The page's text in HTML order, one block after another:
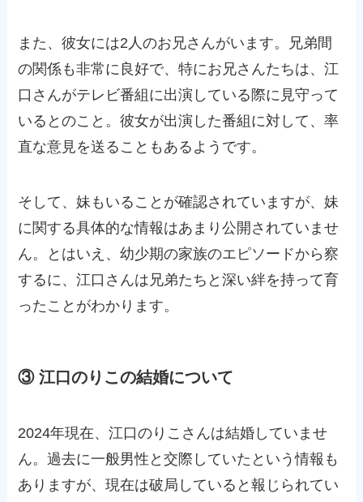
また、彼女には2人のお兄さんがいます。兄弟間
の関係も非常に良好で、特にお兄さんたちは、江
口さんがテレビ番組に出演している際に見守って
いるとのこと。彼女が出演した番組に対して、率
直な意見を送ることもあるようです。
そして、妹もいることが確認されていますが、妹
に関する具体的な情報はあまり公開されていませ
ん。とはいえ、幼少期の家族のエピソードから察
するに、江口さんは兄弟たちと深い絆を持って育
ったことがわかります。
③ 江口のりこの結婚について
2024年現在、江口のりこさんは結婚していませ
ん。過去に一般男性と交際していたという情報も
ありますが、現在は破局していると報じられてい